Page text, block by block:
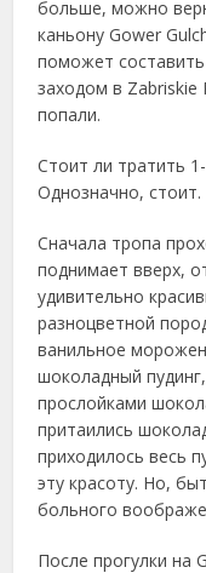
больше, можно
каньону Gower
поможет
заходом в
попали.
Стоит ли тратить
Однозначно, стоит.
Сначала тропа
поднимает вверх,
удивительно
разноцветной
ванильное
шоколадный
прослойками
притаились
приходилось весь
эту красоту. Но,
больного
После прогулки на